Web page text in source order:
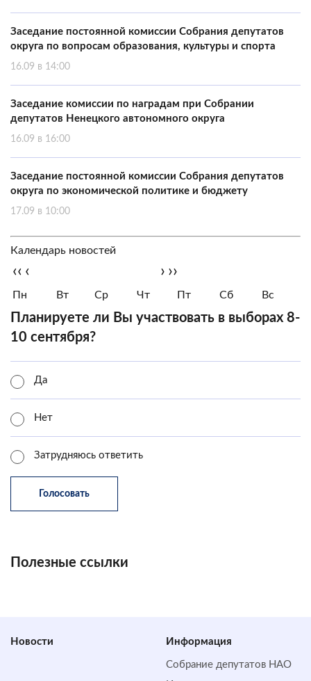
Заседание постоянной комиссии Собрания депутатов
округа по вопросам образования, культуры и спорта
16.09 в 14:00
Заседание комиссии по наградам при Собрании
депутатов Ненецкого автономного округа
16.09 в 16:00
Заседание постоянной комиссии Собрания депутатов
округа по экономической политике и бюджету
17.09 в 10:00
Календарь новостей
‹‹ ‹ › ››
Пн Вт Ср Чт Пт Сб Вс
Планируете ли Вы участвовать в выборах 8-
10 сентября?
Да
Нет
Затрудняюсь ответить
Полезные ссылки
Новости Информация
Собрание депутатов НАО